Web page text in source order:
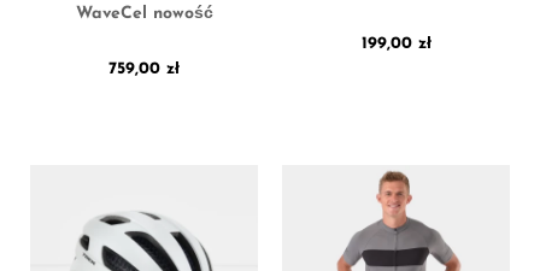
WaveCel nowość
759,00 zł
199,00 zł